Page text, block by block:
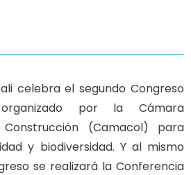
celebra el segundo Congreso
por la Cámara
(Camacol) para
y biodiversidad. Y al mismo
se realizará la Conferencia